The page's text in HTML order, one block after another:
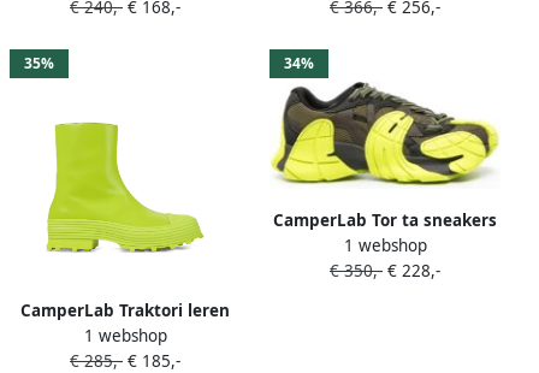
Groen
€ 240,- € 168,-
€ 366,- € 256,-
35%
CamperLab Traktori leren
laarzen Groen
1 webshop
€ 285,- € 185,-
34%
CamperLab Tor ta sneakers
met vlakken Groen
1 webshop
€ 350,- € 228,-